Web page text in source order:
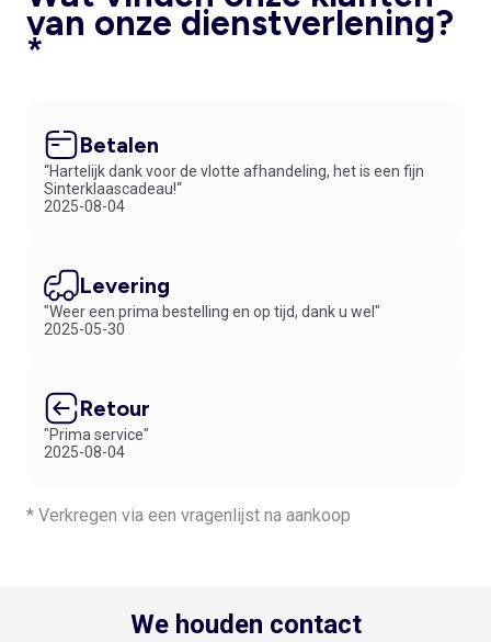
van onze dienstverlening?
*
Betalen
“Hartelijk dank voor de vlotte afhandeling, het is een fijn
Sinterklaascadeau!“
2025-08-04
Levering
"Weer een prima bestelling en op tijd, dank u wel"
2025-05-30
Retour
"Prima service"
2025-08-04
* Verkregen via een vragenlijst na aankoop
We houden contact